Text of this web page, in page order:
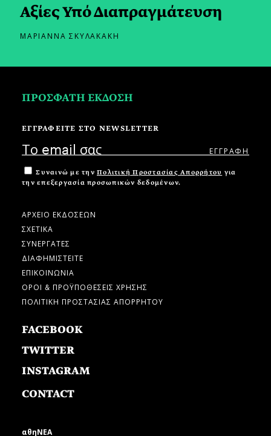
Αξίες Υπό Διαπραγμάτευση
ΜΑΡΙΑΝΝΑ ΣΚΥΛΑΚΑΚΗ
ΠΡΟΣΦΑΤΗ ΕΚΔΟΣΗ
ΕΓΓΡΑΦΕΙΤΕ ΣΤΟ NEWSLETTER
Συναινώ με την Πολιτική Προστασίας Απορρήτου για
την επεξεργασία προσωπικών δεδομένων.
ΑΡΧΕΙΟ ΕΚΔΟΣΕΩΝ
ΣΧΕΤΙΚΑ
ΣΥΝΕΡΓΑΤΕΣ
ΔΙΑΦΗΜΙΣΤΕΙΤΕ
ΕΠΙΚΟΙΝΩΝΙΑ
ΟΡΟΙ & ΠΡΟΫΠΟΘΕΣΕΙΣ ΧΡΗΣΗΣ
ΠΟΛΙΤΙΚΗ ΠΡΟΣΤΑΣΙΑΣ ΑΠΟΡΡΗΤΟΥ
FACEBOOK
TWITTER
INSTAGRAM
CONTACT
αθηΝΕΑ